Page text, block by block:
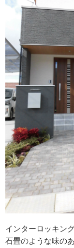
インターロッキン
石畳のような味の